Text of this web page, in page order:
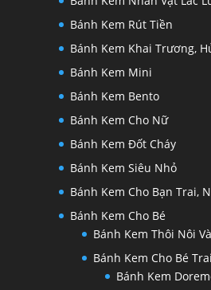
Bánh Kem Rút Tiền
Bánh Kem Khai Trương,
Bánh Kem Mini
Bánh Kem Bento
Bánh Kem Cho Nữ
Bánh Kem Đốt Cháy
Bánh Kem Siêu Nhỏ
Bánh Kem Cho Bạn Trai,
Bánh Kem Cho Bé
Bánh Kem Thôi Nôi
Bánh Kem Cho Bé Trai
Bánh Kem